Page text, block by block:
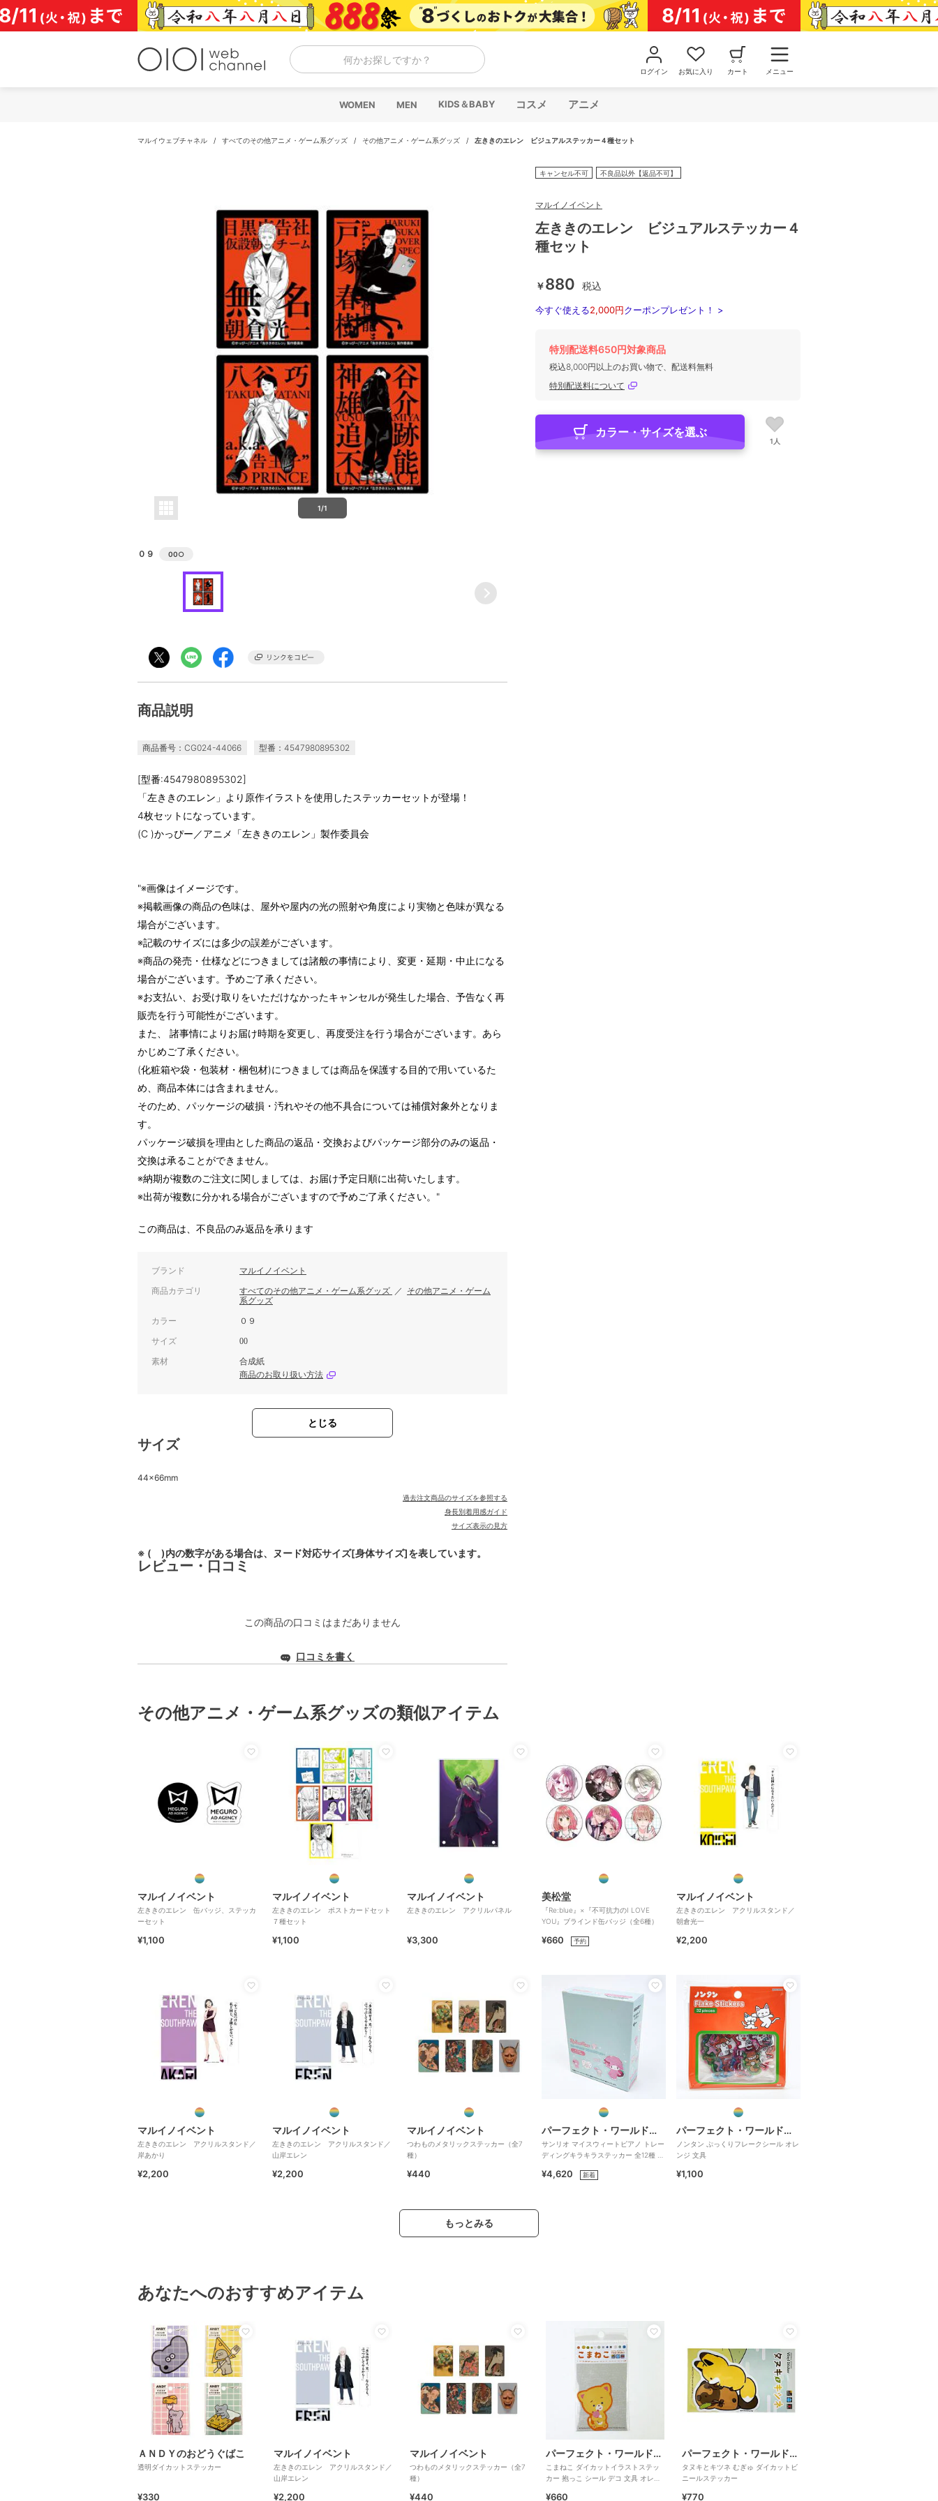
コ
ン
テ
何かお探しですか？
ログイン お気に入り カート メニュー
WOMEN MEN KIDS＆BABY コスメ アニメ
マルイウェブチャネル / すべてのその他アニメ・ゲーム系グッズ / その他アニメ・ゲーム系グッズ / 左ききのエレン ビジュアルステッカー４種セット
1/1
０９ 00○
商品説明
商品番号：CG024-44066 型番：4547980895302
[型番:4547980895302]
「左ききのエレン」より原作イラストを使用したステッカーセットが登場！
4枚セットになっています。
(C )かっぴー／アニメ「左ききのエレン」製作委員会
"※画像はイメージです。
※掲載画像の商品の色味は、屋外や屋内の光の照射や角度により実物と色味が異なる
場合がございます。
※記載のサイズには多少の誤差がございます。
※商品の発売・仕様などにつきましては諸般の事情により、変更・延期・中止になる
場合がございます。予めご了承ください。
※お支払い、お受け取りをいただけなかったキャンセルが発生した場合、予告なく再
販売を行う可能性がございます。
また、 諸事情によりお届け時期を変更し、再度受注を行う場合がございます。あら
かじめご了承ください。
(化粧箱や袋・包装材・梱包材)につきましては商品を保護する目的で用いているた
め、商品本体には含まれません。
そのため、パッケージの破損・汚れやその他不具合については補償対象外となりま
す。
パッケージ破損を理由とした商品の返品・交換およびパッケージ部分のみの返品・
交換は承ることができません。
※納期が複数のご注文に関しましては、お届け予定日順に出荷いたします。
※出荷が複数に分かれる場合がございますので予めご了承ください。"
この商品は、不良品のみ返品を承ります
ブランド マルイノイベント
商品カテゴリ すべてのその他アニメ・ゲーム系グッズ ／ その他アニメ・ゲーム
系グッズ
カラー ０９
サイズ 00
素材
合成紙
商品のお取り扱い方法
とじる
サイズ
44×66mm
過去注文商品のサイズを参照する
身長別着用感ガイド
サイズ表示の見方
※ ( )内の数字がある場合は、ヌード対応サイズ[身体サイズ]を表しています。
レビュー・口コミ
この商品の口コミはまだありません
口コミを書く
キャンセル不可 不良品以外【返品不可】
マルイノイベント
左ききのエレン ビジュアルステッカー４
種セット
￥880 税込
今すぐ使える2,000円クーポンプレゼント！ >
特別配送料650円対象商品
税込8,000円以上のお買い物で、配送料無料
特別配送料について
カラー・サイズを選ぶ
1人
その他アニメ・ゲーム系グッズの類似アイテム
マルイノイベント
左ききのエレン 缶バッジ、ステッカ
ーセット
¥1,100
マルイノイベント
左ききのエレン ポストカードセット
７種セット
¥1,100
マルイノイベント
左ききのエレン アクリルパネル
¥3,300
美松堂
『Re:blue』×『不可抗力のI LOVE
YOU』ブラインド缶バッジ（全6種）
¥660 予約
マルイノイベント
左ききのエレン アクリルスタンド／
朝倉光一
¥2,200
マルイノイベント
左ききのエレン アクリルスタンド／
岸あかり
¥2,200
マルイノイベント
左ききのエレン アクリルスタンド／
山岸エレン
¥2,200
マルイノイベント
つわものメタリックステッカー（全7
種）
¥440
パーフェクト・ワールド・トーキョー
サンリオ マイスウィートピアノ トレー
ディングキラキラステッカー 全12種 コ
¥4,620 新着
パーフェクト・ワールド・トーキョー
ノンタン ぷっくりフレークシール オレ
ンジ 文具
¥1,100
もっとみる
あなたへのおすすめアイテム
ＡＮＤＹのおどうぐばこ
透明ダイカットステッカー
¥330
マルイノイベント
左ききのエレン アクリルスタンド／
山岸エレン
¥2,200
マルイノイベント
つわものメタリックステッカー（全7
種）
¥440
パーフェクト・ワールド・トーキョー
こまねこ ダイカットイラストステッ
カー 抱っこ シール デコ 文具 オレン
¥660
パーフェクト・ワールド・トーキョー
タヌキとキツネ むぎゅ ダイカットビ
ニールステッカー
¥770